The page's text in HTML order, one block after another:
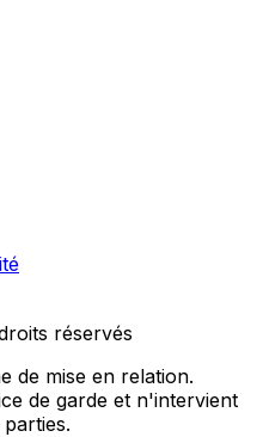
réservés
de mise en relation.
de garde et n'intervient